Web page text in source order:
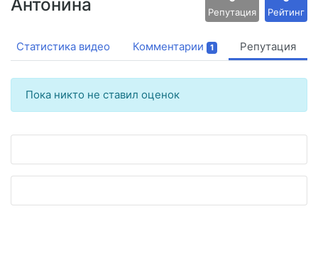
Антонина Репутация Рейтинг
Статистика видео Комментарии 1 Репутация
Пока никто не ставил оценок